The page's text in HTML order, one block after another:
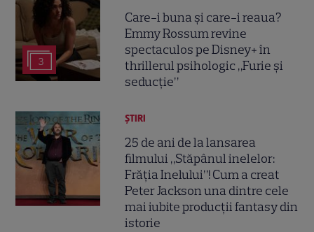
3
Care-i buna și care-i reaua?
Emmy Rossum revine
spectaculos pe Disney+ în
thrillerul psihologic „Furie și
seducție”
ȘTIRI
25 de ani de la lansarea
filmului „Stăpânul inelelor:
Frăția Inelului”! Cum a creat
Peter Jackson una dintre cele
mai iubite producții fantasy din
istorie